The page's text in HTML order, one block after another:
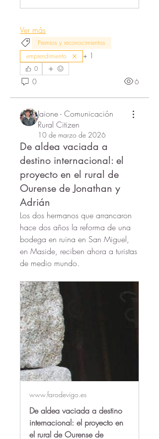
Ver más
Premios y reconocimientos
emprendimiento
+ 1
0
0 6
Jaione - Comunicación
Rural Citizen
10 de marzo de 2026
De aldea vaciada a
destino internacional: el
proyecto en el rural de
Ourense de Jonathan y
Adrián
Los dos hermanos que arrancaron
hace dos años la reforma de una
bodega en ruina en San Miguel,
en Maside, reciben ahora a turistas
de medio mundo.
www.farodevigo.es
De aldea vaciada a destino
internacional: el proyecto en
el rural de Ourense de